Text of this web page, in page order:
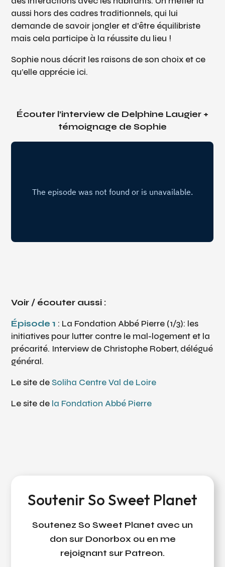
aussi hors des cadres traditionnels, qui lui
demande de savoir jongler et d’être équilibriste
mais cela participe à la réussite du lieu !
Sophie nous décrit les raisons de son choix et ce
qu’elle apprécie ici.
Écouter l’interview de Delphine Laugier +
témoignage de Sophie
Voir / écouter aussi :
Épisode 1 : La Fondation Abbé Pierre (1/3): les
initiatives pour lutter contre le mal-logement et la
précarité. Interview de Christophe Robert, délégué
général.
Le site deSoliha Centre Val de Loire
Le site de la Fondation Abbé Pierre
Soutenir So Sweet Planet
Soutenez So Sweet Planet avec un
don sur Donorbox ou en me
rejoignant sur Patreon.